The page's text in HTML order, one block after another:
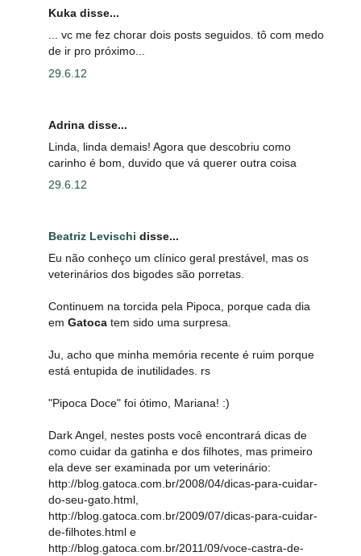
Kuka disse...
... vc me fez chorar dois posts seguidos. tô com medo
de ir pro próximo...
29.6.12
Adrina disse...
Linda, linda demais! Agora que descobriu como
carinho é bom, duvido que vá querer outra coisa
29.6.12
Beatriz Levischi disse...
Eu não conheço um clínico geral prestável, mas os
veterinários dos bigodes são porretas.
Continuem na torcida pela Pipoca, porque cada dia
em Gatoca tem sido uma surpresa.
Ju, acho que minha memória recente é ruim porque
está entupida de inutilidades. rs
"Pipoca Doce" foi ótimo, Mariana! :)
Dark Angel, nestes posts você encontrará dicas de
como cuidar da gatinha e dos filhotes, mas primeiro
ela deve ser examinada por um veterinário:
http://blog.gatoca.com.br/2008/04/dicas-para-cuidar-
do-seu-gato.html,
http://blog.gatoca.com.br/2009/07/dicas-para-cuidar-
de-filhotes.html e
http://blog.gatoca.com.br/2011/09/voce-castra-de-